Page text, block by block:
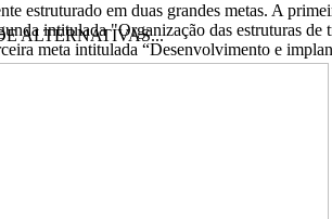
ALTERNATIVAS...
estruturado em duas grandes metas. A
intitulada "Organização das estruturas
meta intitulada “Desenvolvimento e